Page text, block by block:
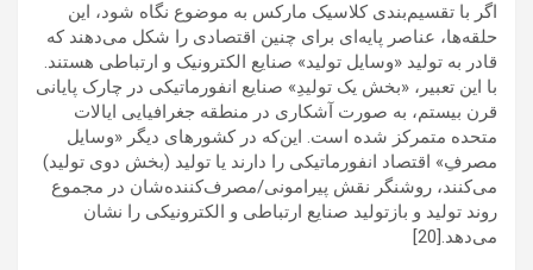
اگر با تقسیم‌بندی کلاسیک مارکس به موضوع نگاه شود، این
حلقه‌ها، عناصر پایه‌ای برای چنین اقتصادی را شکل می‌دهند که
قادر به تولید «وسایل تولید» صنایع الکترونیک و ارتباطی هستند.
با این تعبیر، «بخش یک تولیدِ» صنایع انفورماتیکی در چارک پایانی
قرن بیستم، به صورت آشکاری در منطقه جغرافیایی ایالات
متحده متمرکز شده است. این‌که در کشورهای دیگر «وسایل
مصرفِ» اقتصاد انفورماتیکی را دارند یا تولید (بخش دوی تولید)
می‌کنند، روشنگر نقش پیرامونی/مصرف‌کننده‌شان در مجموع
روند تولید و بازتولید صنایع ارتباطی و الکترونیکی را نشان
می‌دهد.[20]